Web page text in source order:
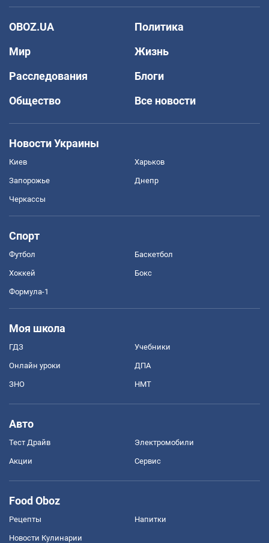
OBOZ.UA
Политика
Мир
Жизнь
Расследования
Блоги
Общество
Все новости
Новости Украины
Киев Харьков
Запорожье Днепр
Черкассы
Спорт
Футбол Баскетбол
Хоккей Бокс
Формула-1
Моя школа
ГДЗ Учебники
Онлайн уроки ДПА
ЗНО НМТ
Авто
Тест Драйв Электромобили
Акции Сервис
Food Oboz
Рецепты Напитки
Новости Кулинарии